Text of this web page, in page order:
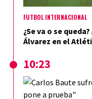
FÚTBOL INTERNACIONAL
¿Se va o se
Álvarez en el
10:23